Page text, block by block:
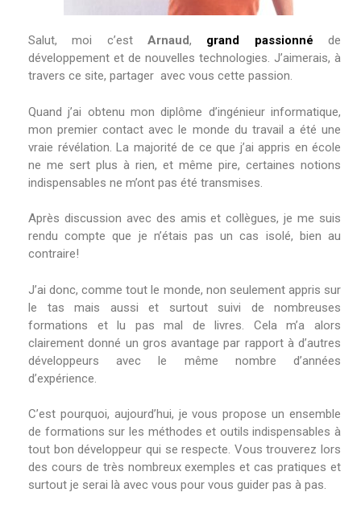
Salut, moi c’est Arnaud, grand passionné de
développement et de nouvelles technologies. J’aimerais, à
travers ce site, partager avec vous cette passion.
Quand j’ai obtenu mon diplôme d’ingénieur informatique,
mon premier contact avec le monde du travail a été une
vraie révélation. La majorité de ce que j’ai appris en école
ne me sert plus à rien, et même pire, certaines notions
indispensables ne m’ont pas été transmises.
Après discussion avec des amis et collègues, je me suis
rendu compte que je n’étais pas un cas isolé, bien au
contraire!
J’ai donc, comme tout le monde, non seulement appris sur
le tas mais aussi et surtout suivi de nombreuses
formations et lu pas mal de livres. Cela m’a alors
clairement donné un gros avantage par rapport à d’autres
développeurs avec le même nombre d’années
d’expérience.
C’est pourquoi, aujourd’hui, je vous propose un ensemble
de formations sur les méthodes et outils indispensables à
tout bon développeur qui se respecte. Vous trouverez lors
des cours de très nombreux exemples et cas pratiques et
surtout je serai là avec vous pour vous guider pas à pas.